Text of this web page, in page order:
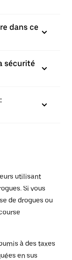
dans ce
sécurité
utilisant
Si vous
de drogues ou
à des taxes
en sus